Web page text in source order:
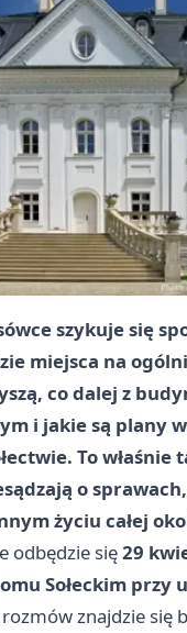
szykuje się
miejsca na
co dalej z
i jakie są plany
To właśnie
o
życiu całej
odbędzie się29
Sołeckim przy
znajdzie się